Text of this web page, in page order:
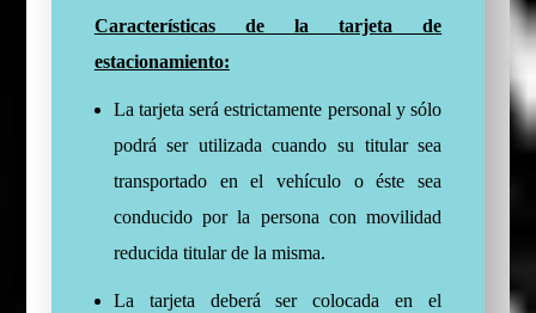
Características de la tarjeta de
estacionamiento:
La tarjeta será estrictamente personal y sólo
podrá ser utilizada cuando su titular sea
transportado en el vehículo o éste sea
conducido por la persona con movilidad
reducida titular de la misma.
La tarjeta deberá ser colocada en el